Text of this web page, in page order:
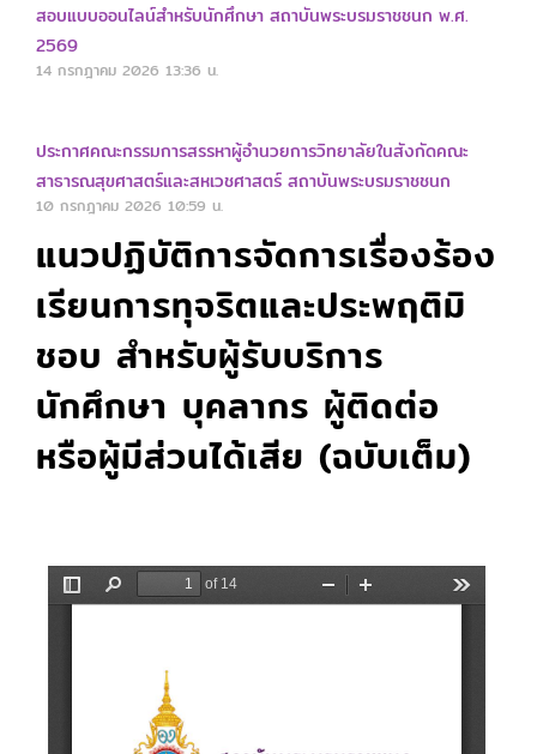
แนวปฏิบัติการจัดการเรื่องร้อง
เรียนการทุจริตและประพฤติมิ
ชอบ สำหรับผู้รับบริการ
นักศึกษา บุคลากร ผู้ติดต่อ
หรือผู้มีส่วนได้เสีย (ฉบับเต็ม)
สอบแบบออนไลน์สำหรับนักศึกษา สถาบันพระบรมราชชนก พ.ศ.
2569
14 กรกฎาคม 2026 13:36 น.
ประกาศคณะกรรมการสรรหาผู้อำนวยการวิทยาลัยในสังกัดคณะ
สาธารณสุขศาสตร์และสหเวชศาสตร์ สถาบันพระบรมราชชนก
10 กรกฎาคม 2026 10:59 น.